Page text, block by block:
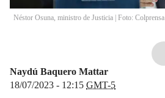
Néstor Osuna, ministro de Justicia | Foto: Colprensa
Naydú Baquero Mattar
18/07/2023 - 12:15 GMT-5